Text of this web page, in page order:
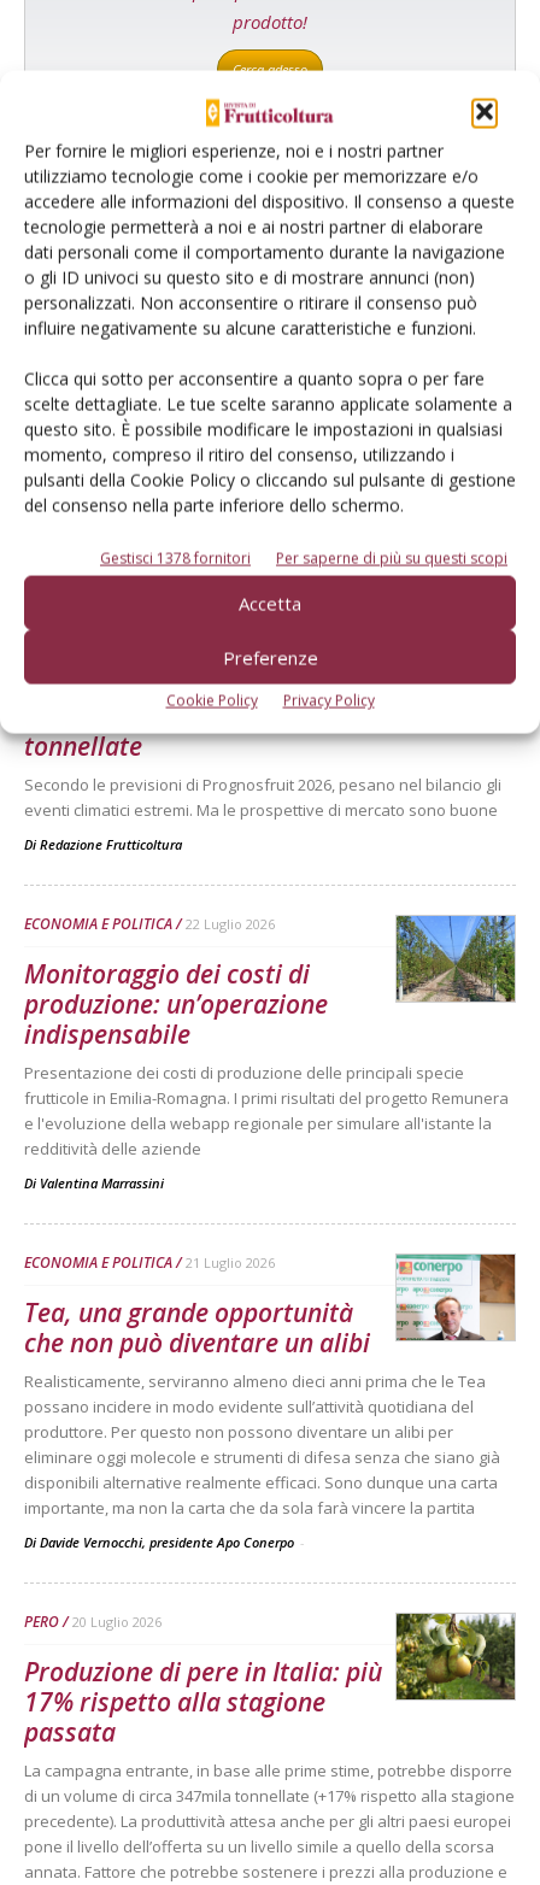
Per fornire le migliori esperienze, noi e i nostri partner
utilizziamo tecnologie come i cookie per memorizzare e/o
accedere alle informazioni del dispositivo. Il consenso a queste
tecnologie permetterà a noi e ai nostri partner di elaborare
dati personali come il comportamento durante la navigazione
o gli ID univoci su questo sito e di mostrare annunci (non)
personalizzati. Non acconsentire o ritirare il consenso può
influire negativamente su alcune caratteristiche e funzioni.
Clicca qui sotto per acconsentire a quanto sopra o per fare
scelte dettagliate. Le tue scelte saranno applicate solamente a
questo sito. È possibile modificare le impostazioni in qualsiasi
momento, compreso il ritiro del consenso, utilizzando i
pulsanti della Cookie Policy o cliccando sul pulsante di gestione
del consenso nella parte inferiore dello schermo.
Gestisci 1378 fornitori Per saperne di più su questi scopi
Accetta
Preferenze
Cookie Policy Privacy Policy
prodotto!
Cerca adesso
L'Esperto risponde
I consigli di Terra e Vita agli agricoltori
Dalla stessa categoria
MELO
Mele, la produzione europea
scenderà sotto i 10 milioni di
tonnellate
Secondo le previsioni di Prognosfruit 2026, pesano nel bilancio gli
eventi climatici estremi. Ma le prospettive di mercato sono buone
Di Redazione Frutticoltura
ECONOMIA E POLITICA 22 Luglio 2026
Monitoraggio dei costi di
produzione: un’operazione
indispensabile
Presentazione dei costi di produzione delle principali specie
frutticole in Emilia-Romagna. I primi risultati del progetto Remunera
e l'evoluzione della webapp regionale per simulare all'istante la
redditività delle aziende
Di Valentina Marrassini
ECONOMIA E POLITICA 21 Luglio 2026
Tea, una grande opportunità
che non può diventare un alibi
Realisticamente, serviranno almeno dieci anni prima che le Tea
possano incidere in modo evidente sull’attività quotidiana del
produttore. Per questo non possono diventare un alibi per
eliminare oggi molecole e strumenti di difesa senza che siano già
disponibili alternative realmente efficaci. Sono dunque una carta
importante, ma non la carta che da sola farà vincere la partita
Di Davide Vernocchi, presidente Apo Conerpo -
PERO 20 Luglio 2026
Produzione di pere in Italia: più
17% rispetto alla stagione
passata
La campagna entrante, in base alle prime stime, potrebbe disporre
di un volume di circa 347mila tonnellate (+17% rispetto alla stagione
precedente). La produttività attesa anche per gli altri paesi europei
pone il livello dell’offerta su un livello simile a quello della scorsa
annata. Fattore che potrebbe sostenere i prezzi alla produzione e